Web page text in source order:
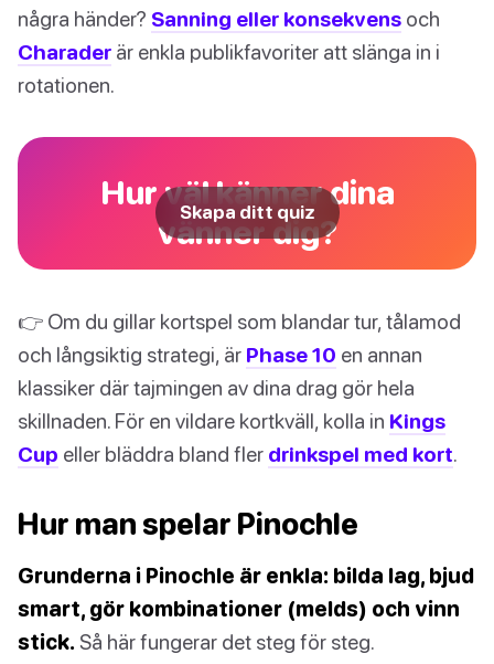
några händer? Sanning eller konsekvens och
Charader är enkla publikfavoriter att slänga in i
rotationen.
Hur väl känner dina
vänner dig?
Skapa ditt quiz
👉 Om du gillar kortspel som blandar tur, tålamod
och långsiktig strategi, är Phase 10 en annan
klassiker där tajmingen av dina drag gör hela
skillnaden. För en vildare kortkväll, kolla in Kings
Cup eller bläddra bland fler drinkspel med kort.
Hur man spelar Pinochle
Grunderna i Pinochle är enkla: bilda lag, bjud
smart, gör kombinationer (melds) och vinn
stick. Så här fungerar det steg för steg.